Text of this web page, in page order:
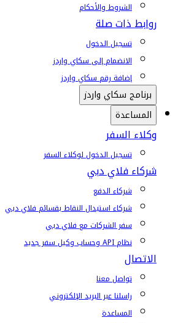
الشروط والأحكام
روابط ذات صلة
تسجيل الدخول
الانضمام إلى سكاي واردز
إضافة رقم سكاي واردز
برنامج سكاي واردز
المساعدة
وكلاء السفر
تسجيل الدخول لوكلاء السفر
شركاء فلاي دبي
شركاء الدفع
شركاء استبدال النقاط بقسائم فلاي دبي
سفر الشركات مع فلاي دبي
نظام API وحساب وكيل سفر جديد
الاتصال
تواصل معنا
راسلنا عبر البريد الإلكتروني
المساعدة